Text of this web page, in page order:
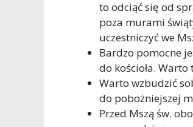
to odciąć się od
poza murami
uczestniczyć we
Bardzo pomocne
do kościoła.
Warto wzbudzić
do pobożniejszej
Przed Mszą św.